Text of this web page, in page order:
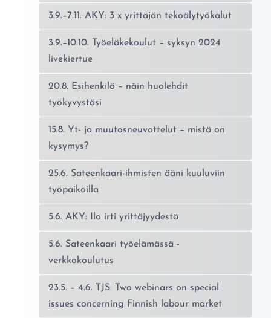
3.9.–7.11. AKY: 3 x yrittäjän tekoälytyökalut
3.9.–10.10. Työeläkekoulut – syksyn 2024
livekiertue
20.8. Esihenkilö – näin huolehdit
työkyvystäsi
15.8. Yt- ja muutosneuvottelut – mistä on
kysymys?
25.6. Sateenkaari-ihmisten ääni kuuluviin
työpaikoilla
5.6. AKY: Ilo irti yrittäjyydestä
5.6. Sateenkaari työelämässä -
verkkokoulutus
23.5. – 4.6. TJS: Two webinars on special
issues concerning Finnish labour market